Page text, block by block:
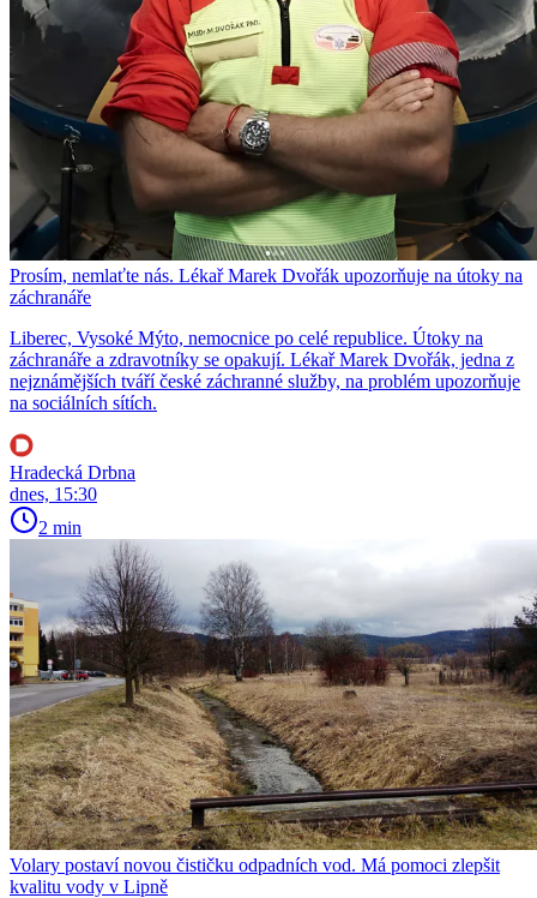
Prosím, nemlaťte nás. Lékař Marek Dvořák upozorňuje na útoky na
záchranáře
Liberec, Vysoké Mýto, nemocnice po celé republice. Útoky na
záchranáře a zdravotníky se opakují. Lékař Marek Dvořák, jedna z
nejznámějších tváří české záchranné služby, na problém upozorňuje
na sociálních sítích.
Hradecká Drbna
dnes, 15:30
2 min
Volary postaví novou čističku odpadních vod. Má pomoci zlepšit
kvalitu vody v Lipně